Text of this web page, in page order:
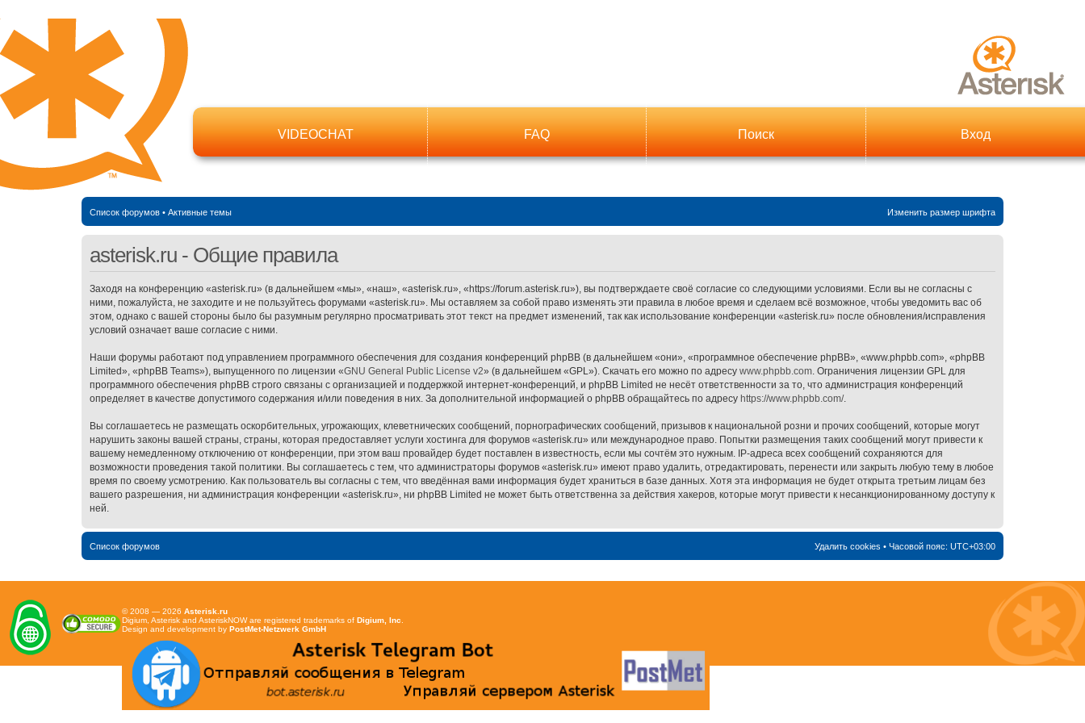
VIDEOCHAT FAQ Поиск Вход
Список форумов• Активные темы Изменить размер шрифта
asterisk.ru - Общие правила
Заходя на конференцию «asterisk.ru» (в дальнейшем «мы», «наш», «asterisk.ru», «https://forum.asterisk.ru»), вы подтверждаете своё согласие со следующими условиями. Если вы не согласны с
ними, пожалуйста, не заходите и не пользуйтесь форумами «asterisk.ru». Мы оставляем за собой право изменять эти правила в любое время и сделаем всё возможное, чтобы уведомить вас об
этом, однако с вашей стороны было бы разумным регулярно просматривать этот текст на предмет изменений, так как использование конференции «asterisk.ru» после обновления/исправления
условий означает ваше согласие с ними.
Наши форумы работают под управлением программного обеспечения для создания конференций phpBB (в дальнейшем «они», «программное обеспечение phpBB», «www.phpbb.com», «phpBB
Limited», «phpBB Teams»), выпущенного по лицензии «GNU General Public License v2» (в дальнейшем «GPL»). Скачать его можно по адресу www.phpbb.com. Ограничения лицензии GPL для
программного обеспечения phpBB строго связаны с организацией и поддержкой интернет-конференций, и phpBB Limited не несёт ответственности за то, что администрация конференций
определяет в качестве допустимого содержания и/или поведения в них. За дополнительной информацией о phpBB обращайтесь по адресу https://www.phpbb.com/.
Вы соглашаетесь не размещать оскорбительных, угрожающих, клеветнических сообщений, порнографических сообщений, призывов к национальной розни и прочих сообщений, которые могут
нарушить законы вашей страны, страны, которая предоставляет услуги хостинга для форумов «asterisk.ru» или международное право. Попытки размещения таких сообщений могут привести к
вашему немедленному отключению от конференции, при этом ваш провайдер будет поставлен в известность, если мы сочтём это нужным. IP-адреса всех сообщений сохраняются для
возможности проведения такой политики. Вы соглашаетесь с тем, что администраторы форумов «asterisk.ru» имеют право удалить, отредактировать, перенести или закрыть любую тему в любое
время по своему усмотрению. Как пользователь вы согласны с тем, что введённая вами информация будет храниться в базе данных. Хотя эта информация не будет открыта третьим лицам без
вашего разрешения, ни администрация конференции «asterisk.ru», ни phpBB Limited не может быть ответственна за действия хакеров, которые могут привести к несанкционированному доступу к
ней.
Список форумов Удалить cookies • Часовой пояс:UTC+03:00
© 2008 — 2026 Asterisk.ru
Digium, Asterisk and AsteriskNOW are registered trademarks of Digium, Inc
Design and development by PostMet-Netzwerk GmbH